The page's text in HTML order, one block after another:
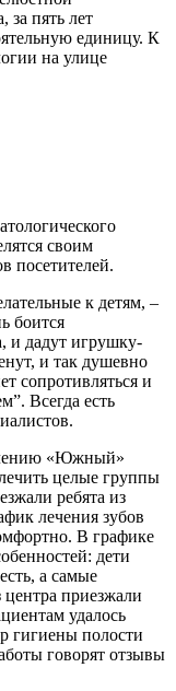
за пять лет
единицу. К
на улице
своим
посетителей.
к детям, –
боится
и дадут игрушку-
и так душевно
сопротивляться и
Всегда есть
«Южный»
целые группы
ребята из
лечения зубов
В графике
дети
а самые
приезжали
удалось
гигиены полости
говорят отзывы